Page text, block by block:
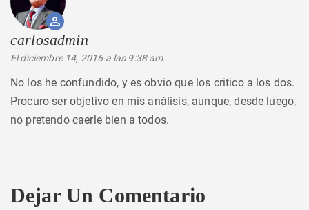
carlosadmin
El diciembre 14, 2016 a las 9:38 am
No los he confundido, y es obvio que los critico a los dos.
Procuro ser objetivo en mis análisis, aunque, desde luego,
no pretendo caerle bien a todos.
Dejar Un Comentario